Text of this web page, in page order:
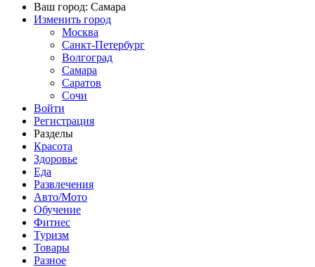
Ваш город: Самара
Изменить город
Москва
Санкт-Петербург
Волгоград
Самара
Саратов
Сочи
Войти
Регистрация
Разделы
Красота
Здоровье
Еда
Развлечения
Авто/Мото
Обучение
Фитнес
Туризм
Товары
Разное